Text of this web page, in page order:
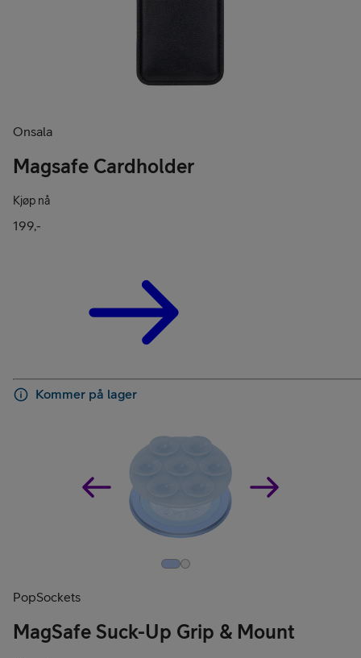
Onsala
Magsafe Cardholder
Kjøp nå
199,-
Kommer på lager
PopSockets
MagSafe Suck-Up Grip & Mount